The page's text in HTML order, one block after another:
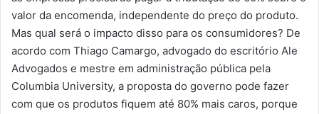
valor da encomenda, independente do preço do produto.
Mas qual será o impacto disso para os consumidores? De
acordo com Thiago Camargo, advogado do escritório Ale
Advogados e mestre em administração pública pela
Columbia University, a proposta do governo pode fazer
com que os produtos fiquem até 80% mais caros, porque